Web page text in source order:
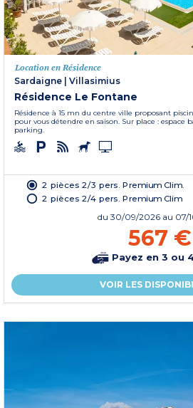
Location en Résidence
Sardaigne
Villasimius
Résidence Le Fontane
Résidence à 15 mn du centre ville proposant
pour vous détendre en saison. Sur place : espace
parking.
2 pièces 2/3 pers. Premium Clim.
2 pièces 2/4 pers. Premium Clim
du 30/09/2026 au 07/
567 €
Payez en 3 ou
VOIR LES